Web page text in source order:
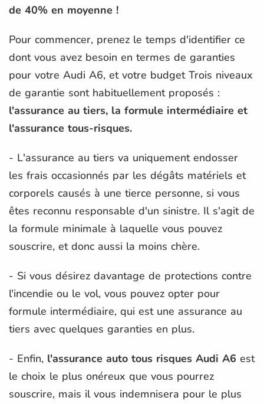
de 40% en moyenne !
Pour commencer, prenez le temps d'identifier ce
dont vous avez besoin en termes de garanties
pour votre Audi A6, et votre budget Trois niveaux
de garantie sont habituellement proposés :
l'assurance au tiers, la formule intermédiaire et
l'assurance tous-risques.
- L'assurance au tiers va uniquement endosser
les frais occasionnés par les dégâts matériels et
corporels causés à une tierce personne, si vous
êtes reconnu responsable d'un sinistre. Il s'agit de
la formule minimale à laquelle vous pouvez
souscrire, et donc aussi la moins chère.
- Si vous désirez davantage de protections contre
l'incendie ou le vol, vous pouvez opter pour
formule intermédiaire, qui est une assurance au
tiers avec quelques garanties en plus.
- Enfin, l'assurance auto tous risques Audi A6 est
le choix le plus onéreux que vous pourrez
souscrire, mais il vous indemnisera pour le plus